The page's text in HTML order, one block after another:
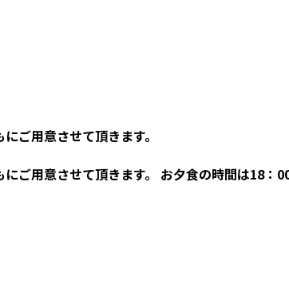
ご用意させて頂きます。
用意させて頂きます。 お夕食の時間は18：